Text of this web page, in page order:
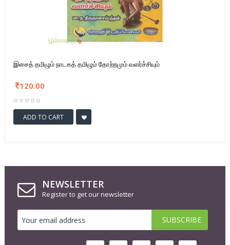
இசைத் தமிழும் நாடகத் தமிழும் தோற்றமும் வளர்ச்சியும்
120.00
ADD TO CART
NEWSLETTER
Register to get our newsletter